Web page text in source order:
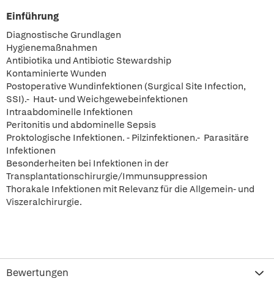
Einführung
Diagnostische Grundlagen
Hygienemaßnahmen
Antibiotika und Antibiotic Stewardship
Kontaminierte Wunden
Postoperative Wundinfektionen (Surgical Site Infection,
SSI).- Haut- und Weichgewebeinfektionen
Intraabdominelle Infektionen
Peritonitis und abdominelle Sepsis
Proktologische Infektionen. - Pilzinfektionen.- Parasitäre
Infektionen
Besonderheiten bei Infektionen in der
Transplantationschirurgie/Immunsuppression
Thorakale Infektionen mit Relevanz für die Allgemein- und
Viszeralchirurgie.
Bewertungen